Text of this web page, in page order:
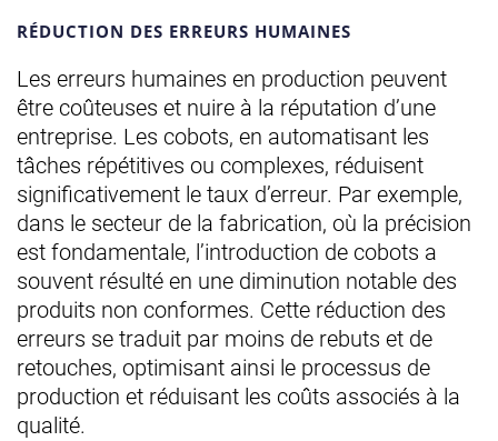
RÉDUCTION DES ERREURS HUMAINES
Les erreurs humaines en production peuvent
être coûteuses et nuire à la réputation d’une
entreprise. Les cobots, en automatisant les
tâches répétitives ou complexes, réduisent
significativement le taux d’erreur. Par exemple,
dans le secteur de la fabrication, où la précision
est fondamentale, l’introduction de cobots a
souvent résulté en une diminution notable des
produits non conformes. Cette réduction des
erreurs se traduit par moins de rebuts et de
retouches, optimisant ainsi le processus de
production et réduisant les coûts associés à la
qualité.